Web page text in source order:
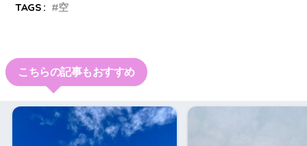
TAGS :
空
こちらの記事もおすすめ